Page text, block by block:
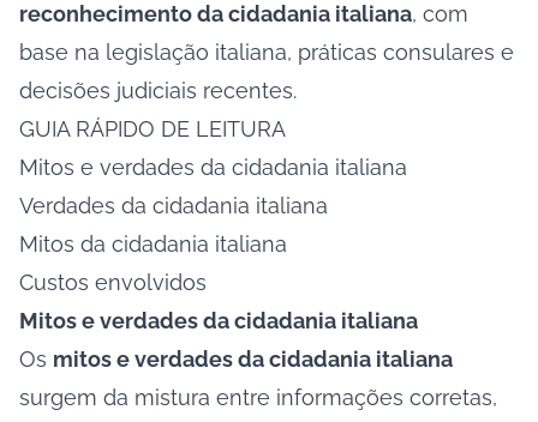
reconhecimento da cidadania italiana, com
base na legislação italiana, práticas consulares e
decisões judiciais recentes.
GUIA RÁPIDO DE LEITURA
Mitos e verdades da cidadania italiana
Verdades da cidadania italiana
Mitos da cidadania italiana
Custos envolvidos
Mitos e verdades da cidadania italiana
Os mitos e verdades da cidadania italiana
surgem da mistura entre informações corretas,